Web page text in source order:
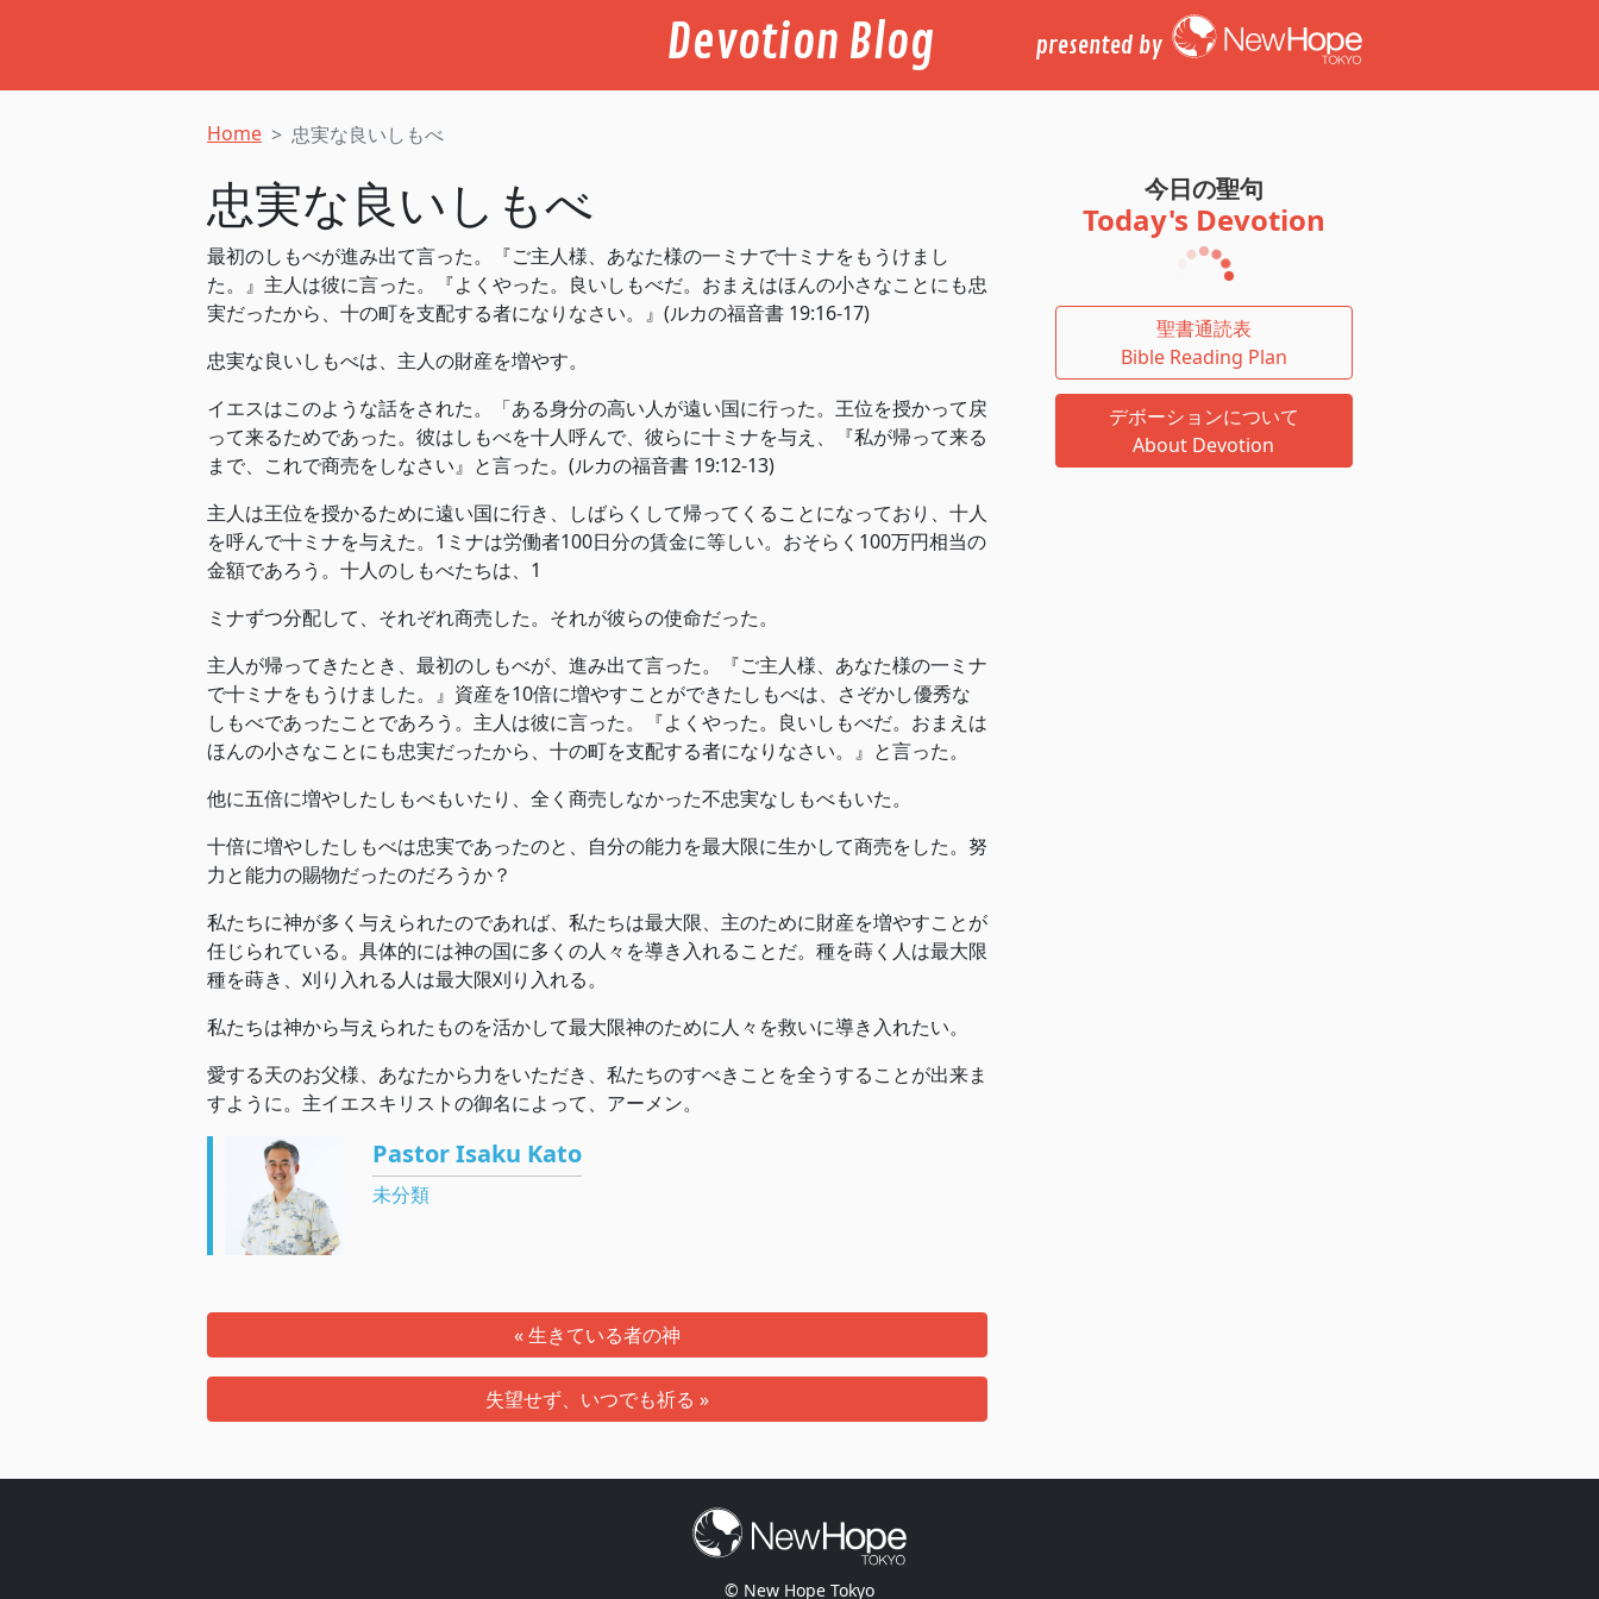
Devotion Blog presented by
Home 忠実な良いしもべ
忠実な良いしもべ
最初のしもべが進み出て言った。『ご主人様、あなた様の一ミナで十ミナをもうけまし
た。』主人は彼に言った。『よくやった。良いしもべだ。おまえはほんの小さなことにも忠
実だったから、十の町を支配する者になりなさい。』(ルカの福音書 19:16-17)
忠実な良いしもべは、主人の財産を増やす。
イエスはこのような話をされた。「ある身分の高い人が遠い国に行った。王位を授かって戻
って来るためであった。彼はしもべを十人呼んで、彼らに十ミナを与え、『私が帰って来る
まで、これで商売をしなさい』と言った。(ルカの福音書 19:12-13)
主人は王位を授かるために遠い国に行き、しばらくして帰ってくることになっており、十人
を呼んで十ミナを与えた。1ミナは労働者100日分の賃金に等しい。おそらく100万円相当の
金額であろう。十人のしもべたちは、1
ミナずつ分配して、それぞれ商売した。それが彼らの使命だった。
主人が帰ってきたとき、最初のしもべが、進み出て言った。『ご主人様、あなた様の一ミナ
で十ミナをもうけました。』資産を10倍に増やすことができたしもべは、さぞかし優秀な
しもべであったことであろう。主人は彼に言った。『よくやった。良いしもべだ。おまえは
ほんの小さなことにも忠実だったから、十の町を支配する者になりなさい。』と言った。
他に五倍に増やしたしもべもいたり、全く商売しなかった不忠実なしもべもいた。
十倍に増やしたしもべは忠実であったのと、自分の能力を最大限に生かして商売をした。努
力と能力の賜物だったのだろうか？
私たちに神が多く与えられたのであれば、私たちは最大限、主のために財産を増やすことが
任じられている。具体的には神の国に多くの人々を導き入れることだ。種を蒔く人は最大限
種を蒔き、刈り入れる人は最大限刈り入れる。
私たちは神から与えられたものを活かして最大限神のために人々を救いに導き入れたい。
愛する天のお父様、あなたから力をいただき、私たちのすべきことを全うすることが出来ま
すように。主イエスキリストの御名によって、アーメン。
Pastor Isaku Kato
未分類
« 生きている者の神
失望せず、いつでも祈る »
今日の聖句
Today's Devotion
聖書通読表
Bible Reading Plan
デボーションについて
About Devotion
© New Hope Tokyo